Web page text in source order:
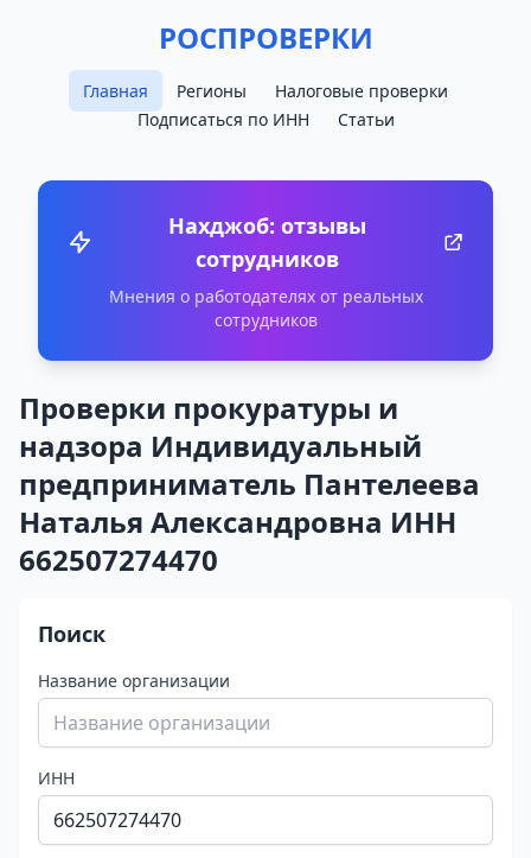
РОСПРОВЕРКИ
Главная Регионы
Налоговые проверки
Подписаться по ИНН
Статьи
Нахджоб: отзывы
сотрудников
Мнения о работодателях от реальных
сотрудников
Проверки прокуратуры и
надзора Индивидуальный
предприниматель Пантелеева
Наталья Александровна ИНН
662507274470
Поиск
Название организации
ИНН